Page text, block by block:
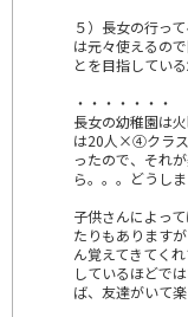
５）長女の行っ
は元々使えるの
とを目指してい
・・・・・・・
長女の幼稚園は
は20人×④クラス
ったので、それ
ら。。。どうし
子供さんによっ
たりもあります
ん覚えてきてく
しているほどで
ば、友達がいて